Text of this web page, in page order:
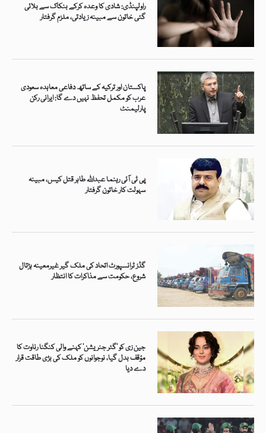
راولپنڈی: شادی کا وعدہ کرکے بنکاک سے بلائی
گئی خاتون سے مبینہ زیادتی، ملزم گرفتار
پاکستان اور ترکیہ کے ساتھ دفاعی معاہدہ سعودی
عرب کو مکمل تحفظ نہیں دے گا: ایرانی رکن
پارلیمنٹ
پی ٹی آئی رہنما عبداللہ طاہر قتل کیس، مبینہ
سہولت کار خاتون گرفتار
گڈز ٹرانسپورٹ اتحاد کی ملک گیر غیرمعینہ ہڑتال
شروع، حکومت سے مذاکرات کا انتظار
جین زی کو ’گٹر جنریشن‘ کہنے والی کنگنا رناوت کا
مؤقف بدل گیا، نوجوانوں کو ملک کی بڑی طاقت قرار
دے دیا